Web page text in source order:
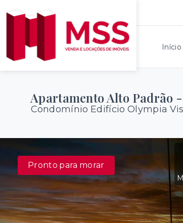
Início
Apartamento Alto Padrão
Condomínio Edifício Olympia
Pronto para morar